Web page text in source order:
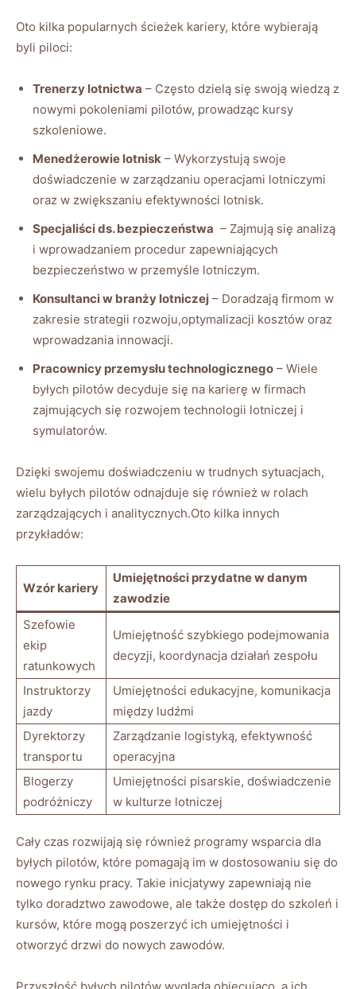
Oto kilka ⁢popularnych ścieżek kariery, które wybierają
byli piloci:
Trenerzy ‍lotnictwa – ‍Często⁤ dzielą się swoją wiedzą z
nowymi pokoleniami pilotów, prowadząc kursy
szkoleniowe.
Menedżerowie⁢ lotnisk – Wykorzystują swoje
doświadczenie w zarządzaniu ‍operacjami ‍lotniczymi
oraz w zwiększaniu efektywności lotnisk.
Specjaliści​ ds. bezpieczeństwa ‌ – Zajmują się analizą
i wprowadzaniem procedur zapewniających
bezpieczeństwo w przemyśle lotniczym.
Konsultanci w branży lotniczej – ⁢Doradzają firmom w
zakresie strategii rozwoju,optymalizacji kosztów oraz⁢
wprowadzania innowacji.
Pracownicy przemysłu ⁢technologicznego – ‌Wiele
byłych pilotów decyduje się na karierę w firmach
zajmujących się rozwojem⁤ technologii lotniczej i
symulatorów.
Dzięki swojemu doświadczeniu w​ trudnych sytuacjach,
wielu byłych pilotów odnajduje się również w rolach
zarządzających i analitycznych.Oto‍ kilka innych
przykładów:
Wzór kariery
Umiejętności przydatne​ w⁤ danym
zawodzie
Szefowie
ekip
ratunkowych
Umiejętność szybkiego podejmowania
⁢decyzji, koordynacja działań zespołu
Instruktorzy
jazdy
Umiejętności edukacyjne, komunikacja
między ludźmi
Dyrektorzy
transportu
Zarządzanie logistyką, efektywność
operacyjna
Blogerzy
podróżniczy
Umiejętności pisarskie, doświadczenie
w kulturze lotniczej
Cały czas rozwijają się również programy wsparcia dla
byłych pilotów, które pomagają im w dostosowaniu ⁤się do
⁣nowego rynku pracy. Takie inicjatywy ⁤zapewniają nie
tylko doradztwo zawodowe,⁢ ale ‌także dostęp do szkoleń i
kursów, które mogą poszerzyć ich umiejętności i
otworzyć drzwi ‌do nowych‌ zawodów.